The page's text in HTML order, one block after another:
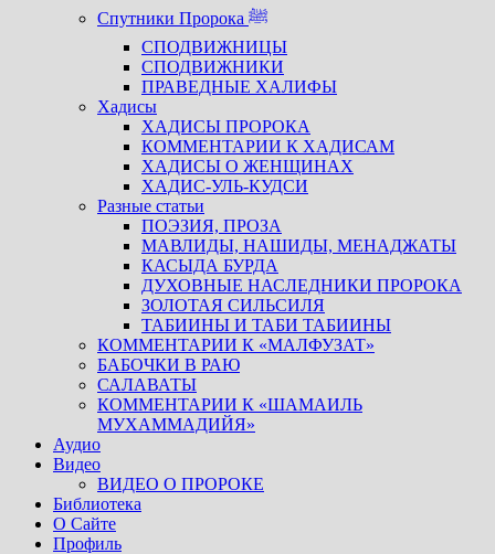
Спутники Пророка ﷺ
СПОДВИЖНИЦЫ
СПОДВИЖНИКИ
ПРАВЕДНЫЕ ХАЛИФЫ
Хадисы
ХАДИСЫ ПРОРОКА
КОММЕНТАРИИ К ХАДИСАМ
ХАДИСЫ О ЖЕНЩИНАХ
ХАДИС-УЛЬ-КУДСИ
Разные статьи
ПОЭЗИЯ, ПРОЗА
МАВЛИДЫ, НАШИДЫ, МЕНАДЖАТЫ
КАСЫДА БУРДА
ДУХОВНЫЕ НАСЛЕДНИКИ ПРОРОКА
ЗОЛОТАЯ СИЛЬСИЛЯ
ТАБИИНЫ И ТАБИ ТАБИИНЫ
КОММЕНТАРИИ К «МАЛФУЗАТ»
БАБОЧКИ В РАЮ
САЛАВАТЫ
КОММЕНТАРИИ К «ШАМАИЛЬ
МУХАММАДИЙЯ»
Аудио
Видео
ВИДЕО О ПРОРОКЕ
Библиотека
О Сайте
Профиль